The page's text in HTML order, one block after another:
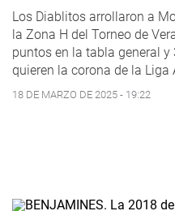
Los Diablitos arrollaron a
la Zona H del Torneo de
puntos en la tabla general
quieren la corona de la Liga
18 DE MARZO DE 2025 - 19:22